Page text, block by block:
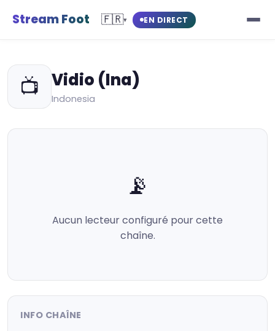
Stream Foot 🇫🇷▾ EN DIRECT
📺 Vidio (Ina)
Indonesia
📡
Aucun lecteur configuré pour cette
chaîne.
INFO CHAÎNE